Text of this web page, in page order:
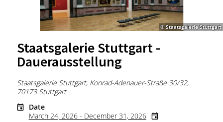
© Staatsgalerie Stuttgart
Staatsgalerie Stuttgart -
Dauerausstellung
Staatsgalerie Stuttgart, Konrad-Adenauer-Straße 30/32,
70173 Stuttgart
Date
March 24, 2026 - December 31, 2026